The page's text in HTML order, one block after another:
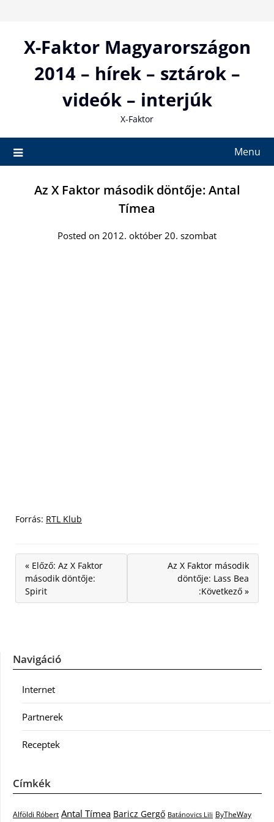
contentX-Faktor Magyarországon
2014 – hírek – sztárok –
videók – interjúk
X-Faktor
Menu
Az X Faktor második döntője: Antal
Tímea
Posted on 2012. október 20. szombat
Forrás: RTL Klub
« Előző: Az X Faktor
második döntője:
Spirit
Az X Faktor második
döntője: Lass Bea
:Következő »
Navigáció
Internet
Partnerek
Receptek
Címkék
Alföldi Róbert Antal Tímea Baricz Gergő Batánovics Lili ByTheWay